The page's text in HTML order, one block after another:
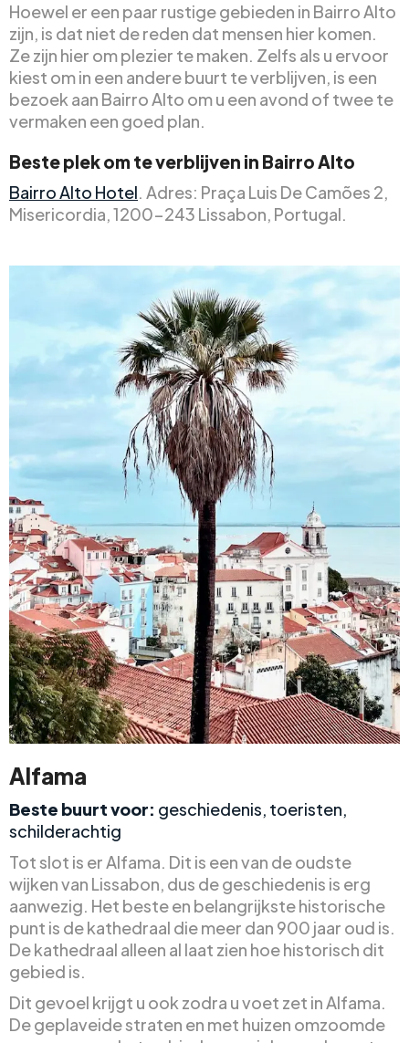
Hoewel er een paar rustige gebieden in Bairro Alto
zijn, is dat niet de reden dat mensen hier komen.
Ze zijn hier om plezier te maken. Zelfs als u ervoor
kiest om in een andere buurt te verblijven, is een
bezoek aan Bairro Alto om u een avond of twee te
vermaken een goed plan.
Beste plek om te verblijven in Bairro Alto
Bairro Alto Hotel. Adres: Praça Luis De Camões 2,
Misericordia, 1200-243 Lissabon, Portugal.
Alfama
Beste buurt voor: geschiedenis, toeristen,
schilderachtig
Tot slot is er Alfama. Dit is een van de oudste
wijken van Lissabon, dus de geschiedenis is erg
aanwezig. Het beste en belangrijkste historische
punt is de kathedraal die meer dan 900 jaar oud is.
De kathedraal alleen al laat zien hoe historisch dit
gebied is.
Dit gevoel krijgt u ook zodra u voet zet in Alfama.
De geplaveide straten en met huizen omzoomde